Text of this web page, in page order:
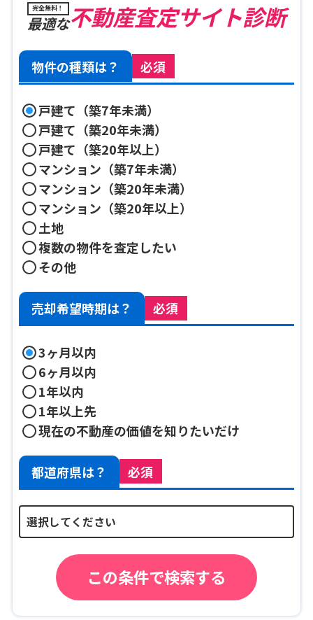
完全無料！
最適な不動産査定サイト診断
物件の種類は？ 必須
戸建て（築7年未満）
戸建て（築20年未満）
戸建て（築20年以上）
マンション（築7年未満）
マンション（築20年未満）
マンション（築20年以上）
土地
複数の物件を査定したい
その他
売却希望時期は？ 必須
3ヶ月以内
6ヶ月以内
1年以内
1年以上先
現在の不動産の価値を知りたいだけ
都道府県は？ 必須